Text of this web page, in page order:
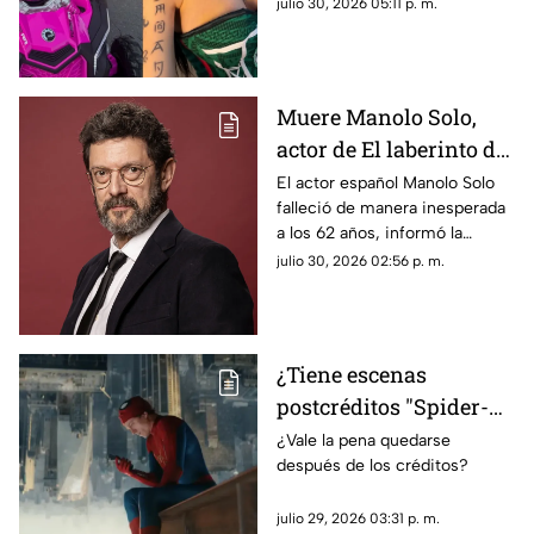
julio 30, 2026 05:11 p. m.
Muere Manolo Solo,
actor de El laberinto del
fauno, a los 62 años
El actor español Manolo Solo
falleció de manera inesperada
a los 62 años, informó la
Academia de las Artes y las
contemporáneo.
julio 30, 2026 02:56 p. m.
¿Tiene escenas
postcréditos "Spider-
Man: Brand New Day"?
Esto debes saber antes
¿Vale la pena quedarse
después de los créditos?
julio 29, 2026 03:31 p. m.